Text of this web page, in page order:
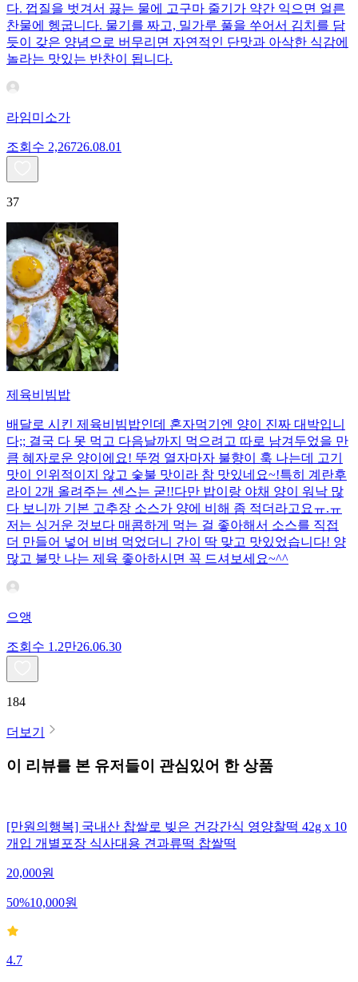
다. 껍질을 벗겨서 끓는 물에 고구마 줄기가 약간 익으면 얼른
찬물에 헹굽니다. 물기를 짜고, 밀가루 풀을 쑤어서 김치를 담
듯이 갖은 양념으로 버무리면 자연적인 단맛과 아삭한 식감에
놀라는 맛있는 반찬이 됩니다.
라임미소가
조회수 2,26726.08.01
37
제육비빔밥
배달로 시킨 제육비빔밥인데 혼자먹기엔 양이 진짜 대박입니
다;; 결국 다 못 먹고 다음날까지 먹으려고 따로 남겨두었을 만
큼 혜자로운 양이에요! 뚜껑 열자마자 불향이 훅 나는데 고기
맛이 인위적이지 않고 숯불 맛이라 참 맛있네요~!특히 계란후
라이 2개 올려주는 센스는 굳!! ​다만 밥이랑 야채 양이 워낙 많
다 보니까 기본 고추장 소스가 양에 비해 좀 적더라고요ㅠ.ㅠ
저는 싱거운 것보다 매콤하게 먹는 걸 좋아해서 소스를 직접
더 만들어 넣어 비벼 먹었더니 간이 딱 맞고 맛있었습니다! 양
많고 불맛 나는 제육 좋아하시면 꼭 드셔보세요~^^
으앵
조회수 1.2만26.06.30
184
더보기
이 리뷰를 본 유저들이 관심있어 한 상품
[만원의행복] 국내산 찹쌀로 빚은 건강간식 영양찰떡 42g x 10
개입 개별포장 식사대용 견과류떡 찹쌀떡
20,000원
50%10,000원
4.7